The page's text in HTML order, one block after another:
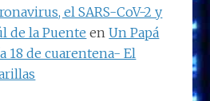
el SARS-CoV-2 y
de la Puente enUn Papá
18 de cuarentena- El